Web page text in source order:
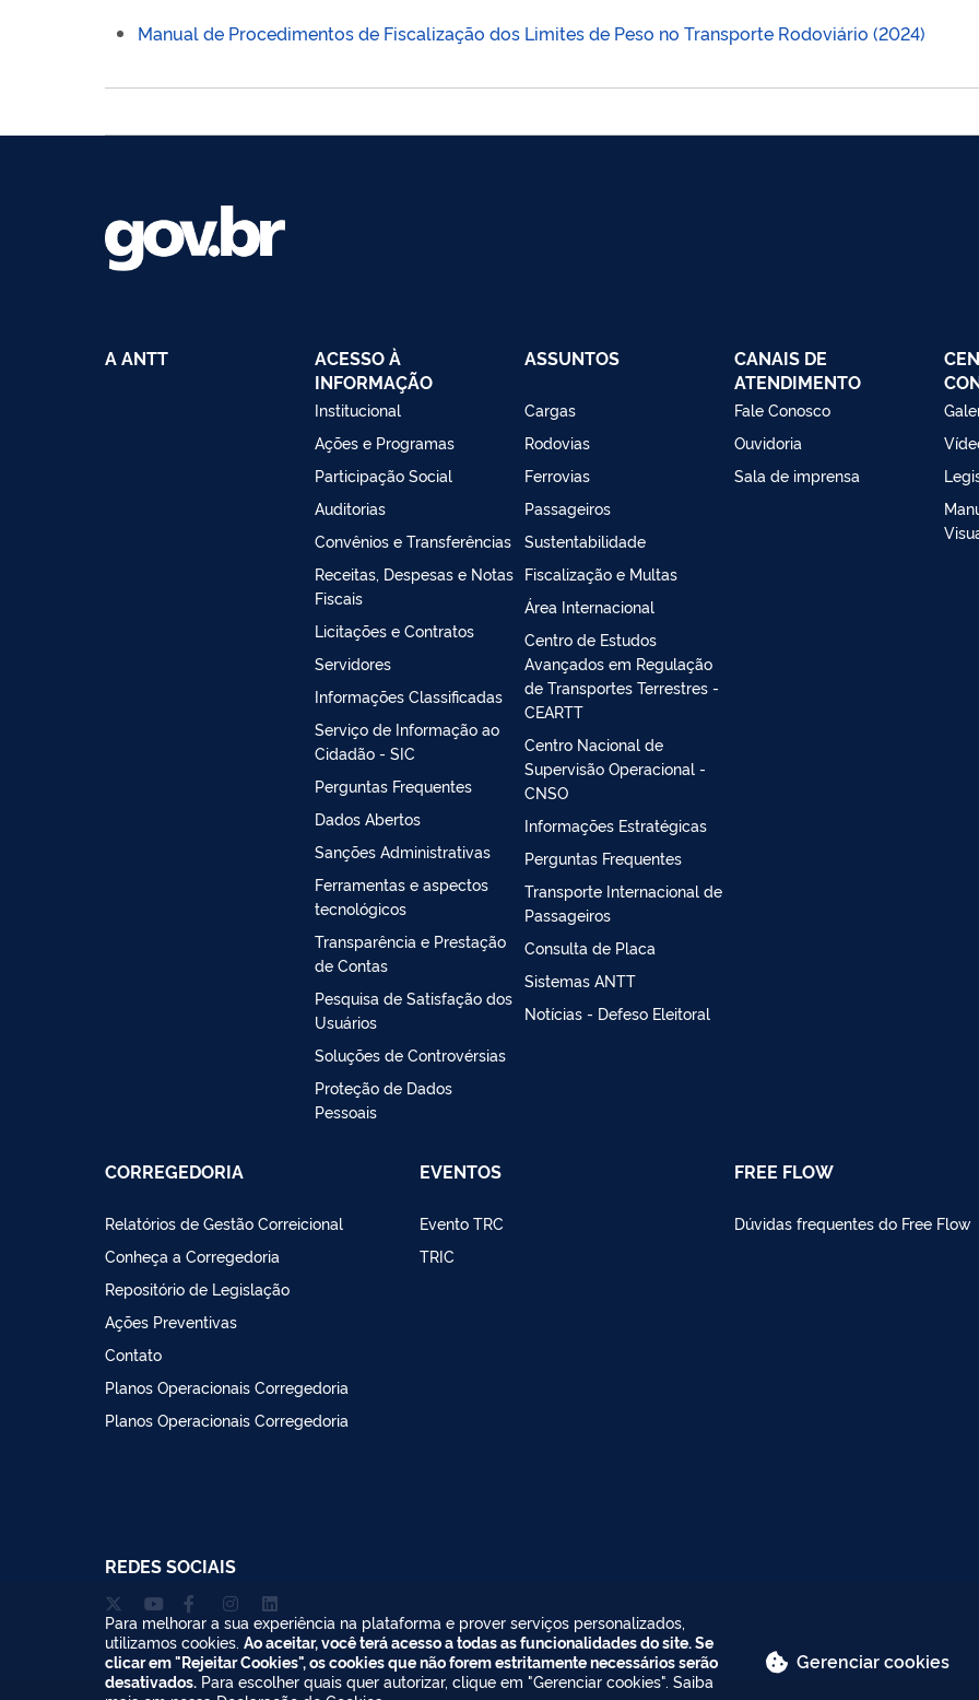
Manual de Procedimentos de Fiscalização dos Limites de Peso no Transporte Rodoviário (2024)
A ANTT
ACESSO À
INFORMAÇÃO
Institucional
Ações e Programas
Participação Social
Auditorias
Convênios e Transferências
Receitas, Despesas e Notas
Fiscais
Licitações e Contratos
Servidores
Informações Classificadas
Serviço de Informação ao
Cidadão - SIC
Perguntas Frequentes
Dados Abertos
Sanções Administrativas
Ferramentas e aspectos
tecnológicos
Transparência e Prestação
de Contas
Pesquisa de Satisfação dos
Usuários
Soluções de Controvérsias
Proteção de Dados
Pessoais
ASSUNTOS
Cargas
Rodovias
Ferrovias
Passageiros
Sustentabilidade
Fiscalização e Multas
Área Internacional
Centro de Estudos
Avançados em Regulação
de Transportes Terrestres -
CEARTT
Centro Nacional de
Supervisão Operacional -
CNSO
Informações Estratégicas
Perguntas Frequentes
Transporte Internacional de
Passageiros
Consulta de Placa
Sistemas ANTT
Notícias - Defeso Eleitoral
CANAIS DE
ATENDIMENTO
Fale Conosco
Ouvidoria
Sala de imprensa
CORREGEDORIA
Relatórios de Gestão Correicional
Conheça a Corregedoria
Repositório de Legislação
Ações Preventivas
Contato
Planos Operacionais Corregedoria
Planos Operacionais Corregedoria
EVENTOS
Evento TRC
TRIC
FREE FLOW
Dúvidas frequentes do Free Flow
REDES SOCIAIS
Para melhorar a sua experiência na plataforma e prover serviços personalizados,
utilizamos cookies. Ao aceitar, você terá acesso a todas as funcionalidades do site. Se
clicar em "Rejeitar Cookies", os cookies que não forem estritamente necessários serão
desativados. Para escolher quais quer autorizar, clique em "Gerenciar cookies". Saiba
Gerenciar cookies